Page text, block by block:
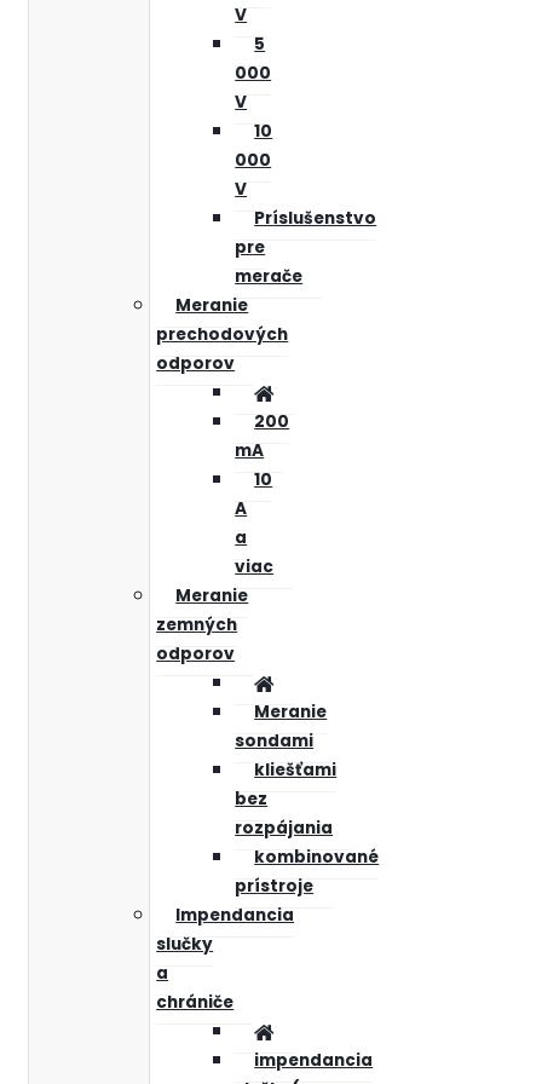
V
5
000
V
10
000
V
Príslušenstvo
pre
merače
Meranie
prechodových
odporov
200
mA
10
A
a
viac
Meranie
zemných
odporov
Meranie
sondami
kliešťami
bez
rozpájania
kombinované
prístroje
Impendancia
slučky
a
chrániče
impendancia